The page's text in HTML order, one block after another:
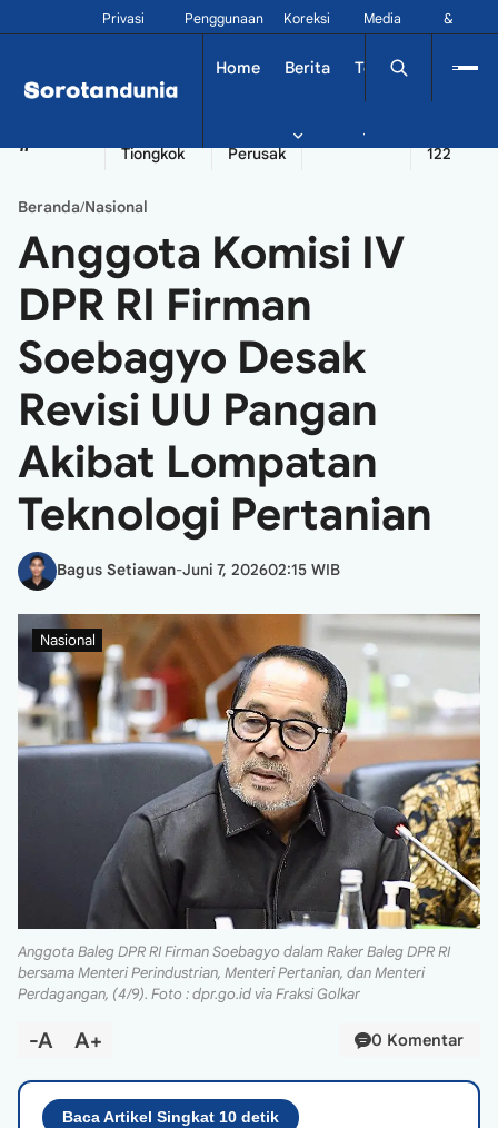
Privasi Penggunaan Koreksi
Media
&
Home Berita Tekno Dinamika
#
Tiongkok
Perusak
Seychelles
122
Beranda/Nasional
Anggota Komisi IV
DPR RI Firman
Soebagyo Desak
Revisi UU Pangan
Akibat Lompatan
Teknologi Pertanian
Bagus Setiawan-Juni 7, 202602:15 WIB
Nasional
Anggota Baleg DPR RI Firman Soebagyo dalam Raker Baleg DPR RI
bersama Menteri Perindustrian, Menteri Pertanian, dan Menteri
Perdagangan, (4/9). Foto : dpr.go.id via Fraksi Golkar
-A A+ 0 Komentar
Baca Artikel Singkat 10 detik